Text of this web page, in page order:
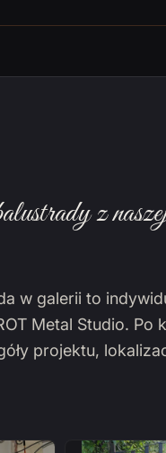
z
w galerii to
Metal Studio. Po
projektu,